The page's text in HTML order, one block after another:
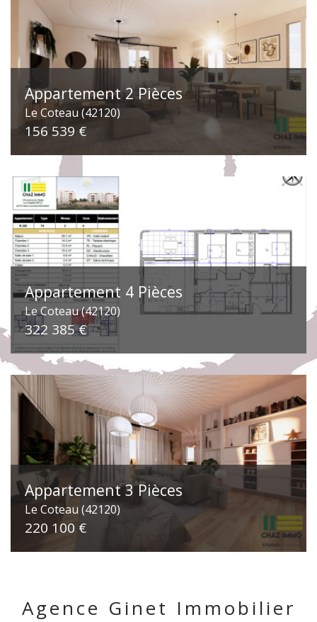
Appartement 2 Pièces
Le Coteau (42120)
156 539 €
Appartement 4 Pièces
Le Coteau (42120)
322 385 €
Appartement 3 Pièces
Le Coteau (42120)
220 100 €
Agence Ginet Immobilier